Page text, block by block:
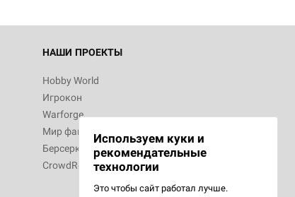
НАШИ ПРОЕКТЫ
Hobby World
Игрокон
Warforge
Мир фантастики
Берсерк
CrowdRepublic
Используем куки и
рекомендательные
технологии
Это чтобы сайт работал лучше.